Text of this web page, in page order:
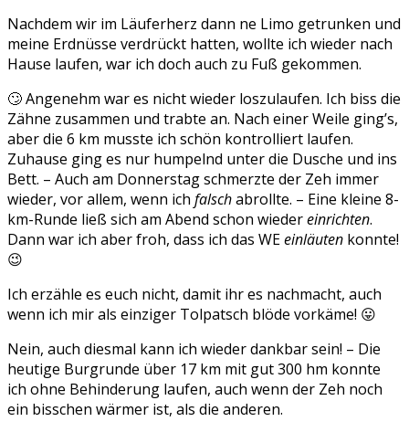
Nachdem wir im Läuferherz dann ne Limo getrunken und
meine Erdnüsse verdrückt hatten, wollte ich wieder nach
Hause laufen, war ich doch auch zu Fuß gekommen.
🙄 Angenehm war es nicht wieder loszulaufen. Ich biss die
Zähne zusammen und trabte an. Nach einer Weile ging’s,
aber die 6 km musste ich schön kontrolliert laufen.
Zuhause ging es nur humpelnd unter die Dusche und ins
Bett. – Auch am Donnerstag schmerzte der Zeh immer
wieder, vor allem, wenn ich falschabrollte. – Eine kleine 8-
km-Runde ließ sich am Abend schon wiedereinrichten.
Dann war ich aber froh, dass ich das WEeinläuten konnte!
😉
Ich erzähle es euch nicht, damit ihr es nachmacht, auch
wenn ich mir als einziger Tolpatsch blöde vorkäme! 😛
Nein, auch diesmal kann ich wieder dankbar sein! – Die
heutige Burgrunde über 17 km mit gut 300 hm konnte
ich ohne Behinderung laufen, auch wenn der Zeh noch
ein bisschen wärmer ist, als die anderen.